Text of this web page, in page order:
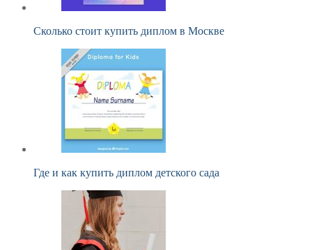
Сколько стоит купить диплом в Москве
Где и как купить диплом детского сада